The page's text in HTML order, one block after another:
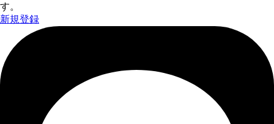
す。
新規登録